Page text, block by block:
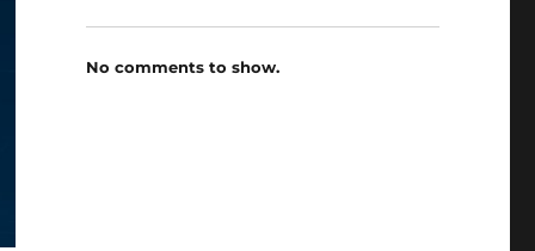
No comments to show.